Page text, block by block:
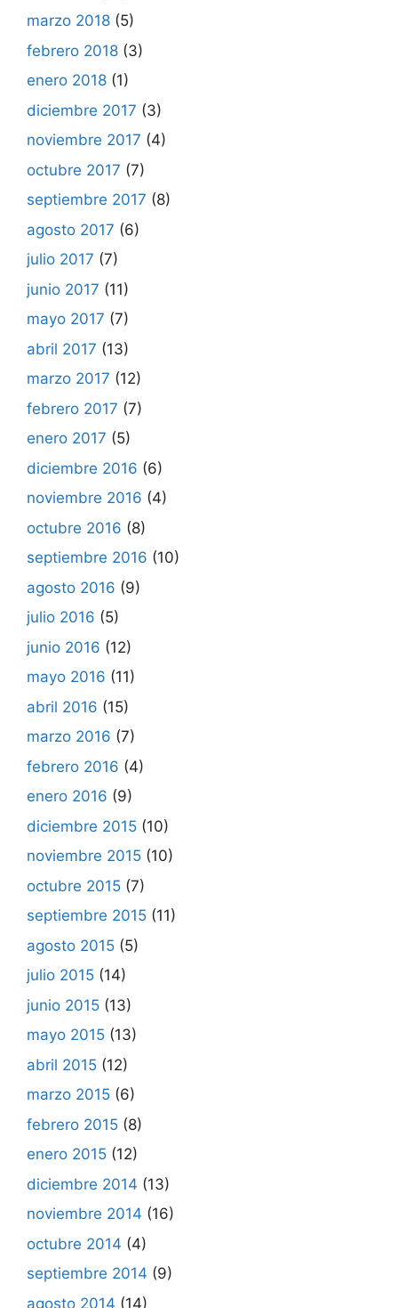
marzo 2018 (5)
febrero 2018 (3)
enero 2018 (1)
diciembre 2017 (3)
noviembre 2017 (4)
octubre 2017 (7)
septiembre 2017 (8)
agosto 2017 (6)
julio 2017 (7)
junio 2017 (11)
mayo 2017 (7)
abril 2017 (13)
marzo 2017 (12)
febrero 2017 (7)
enero 2017 (5)
diciembre 2016 (6)
noviembre 2016 (4)
octubre 2016 (8)
septiembre 2016 (10)
agosto 2016 (9)
julio 2016 (5)
junio 2016 (12)
mayo 2016 (11)
abril 2016 (15)
marzo 2016 (7)
febrero 2016 (4)
enero 2016 (9)
diciembre 2015 (10)
noviembre 2015 (10)
octubre 2015 (7)
septiembre 2015 (11)
agosto 2015 (5)
julio 2015 (14)
junio 2015 (13)
mayo 2015 (13)
abril 2015 (12)
marzo 2015 (6)
febrero 2015 (8)
enero 2015 (12)
diciembre 2014 (13)
noviembre 2014 (16)
octubre 2014 (4)
septiembre 2014 (9)
agosto 2014 (14)